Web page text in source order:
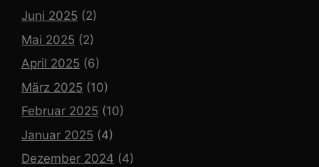
Juni 2025 (2)
Mai 2025 (2)
April 2025 (6)
März 2025 (10)
Februar 2025 (10)
Januar 2025 (4)
Dezember 2024 (4)